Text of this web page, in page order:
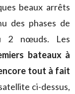
beaux arrêts
des phases de
2 nœuds. Les
bateaux à
tout à fait
ci-dessus,